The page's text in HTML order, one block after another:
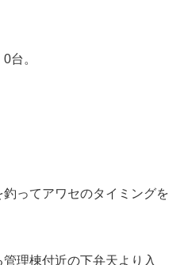
台。
ってアワセのタイミングを
理棟付近の下弁天より入